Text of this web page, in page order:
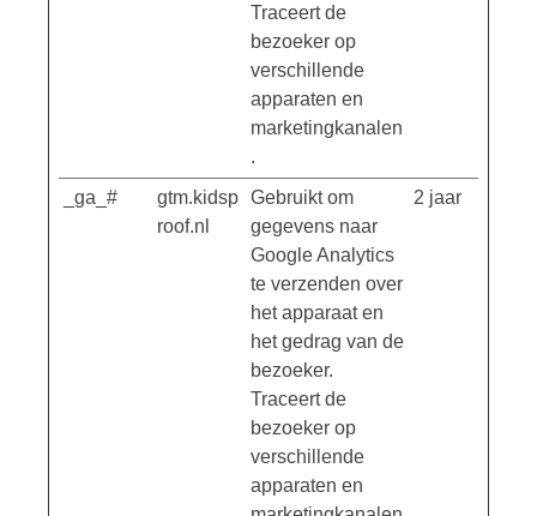
Traceert de
bezoeker op
verschillende
apparaten en
marketingkanalen
.
_ga_#
gtm.kidsp
roof.nl
Gebruikt om
gegevens naar
Google Analytics
te verzenden over
het apparaat en
het gedrag van de
bezoeker.
Traceert de
bezoeker op
verschillende
apparaten en
2 jaar